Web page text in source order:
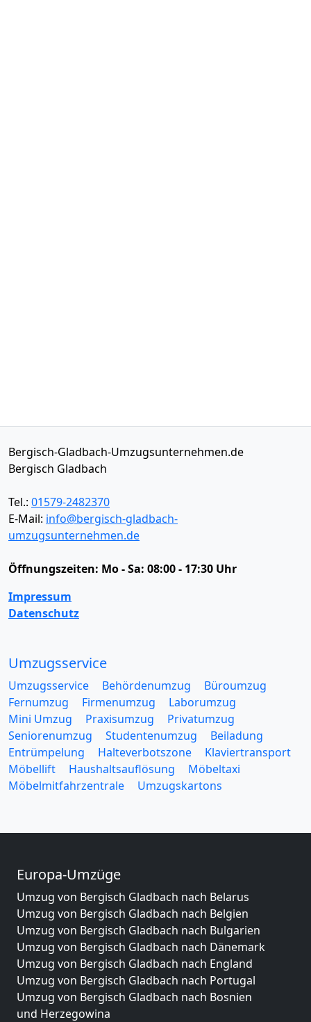
Bergisch-Gladbach-Umzugsunternehmen.de
Bergisch Gladbach
Tel.: 01579-2482370
E-Mail: info@bergisch-gladbach-
umzugsunternehmen.de
Öffnungszeiten: Mo - Sa: 08:00 - 17:30 Uhr
Impressum
Datenschutz
Umzugsservice
Umzugsservice Behördenumzug
Büroumzug
Fernumzug
Firmenumzug
Laborumzug
Mini Umzug
Praxisumzug
Privatumzug
Seniorenumzug
Studentenumzug
Beiladung
Entrümpelung
Halteverbotszone
Klaviertransport
Möbellift
Haushaltsauflösung
Möbeltaxi
Möbelmitfahrzentrale
Umzugskartons
Europa-Umzüge
Umzug von Bergisch Gladbach nach Belarus
Umzug von Bergisch Gladbach nach Belgien
Umzug von Bergisch Gladbach nach Bulgarien
Umzug von Bergisch Gladbach nach Dänemark
Umzug von Bergisch Gladbach nach England
Umzug von Bergisch Gladbach nach Portugal
Umzug von Bergisch Gladbach nach Bosnien
und Herzegowina